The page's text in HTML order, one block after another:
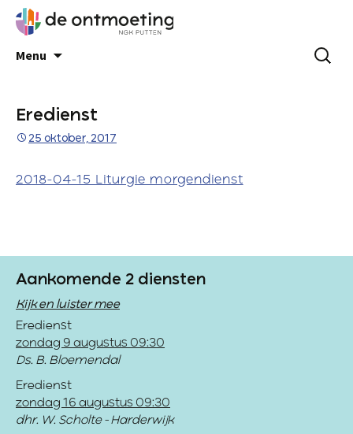
Menu
Eredienst
25 oktober, 2017
2018-04-15 Liturgie morgendienst
Aankomende 2 diensten
Kijk en luister mee
Eredienst
zondag 9 augustus 09:30
Ds. B. Bloemendal
Eredienst
zondag 16 augustus 09:30
dhr. W. Scholte - Harderwijk